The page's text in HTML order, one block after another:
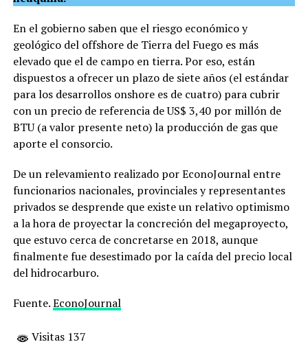
En el gobierno saben que el riesgo económico y
geológico del offshore de Tierra del Fuego es más
elevado que el de campo en tierra. Por eso, están
dispuestos a ofrecer un plazo de siete años (el estándar
para los desarrollos onshore es de cuatro) para cubrir
con un precio de referencia de US$ 3,40 por millón de
BTU (a valor presente neto) la producción de gas que
aporte el consorcio.
De un relevamiento realizado por EconoJournal entre
funcionarios nacionales, provinciales y representantes
privados se desprende que existe un relativo optimismo
a la hora de proyectar la concreción del megaproyecto,
que estuvo cerca de concretarse en 2018, aunque
finalmente fue desestimado por la caída del precio local
del hidrocarburo.
Fuente.EconoJournal
Visitas 137